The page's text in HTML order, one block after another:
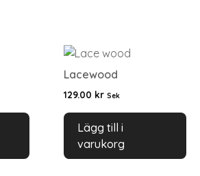
Lacewood
129.00 kr Sek
Lägg till i
varukorg